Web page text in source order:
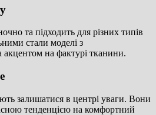
та підходить для різних типів
стали моделі з
акцентом на фактурі тканини.
залишатися в центрі уваги. Вони
тенденцією на комфортний